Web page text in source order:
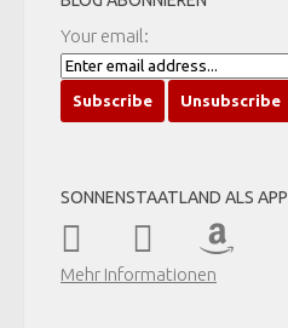
Your email:
SONNENSTAATLAND ALS APP
Mehr Informationen